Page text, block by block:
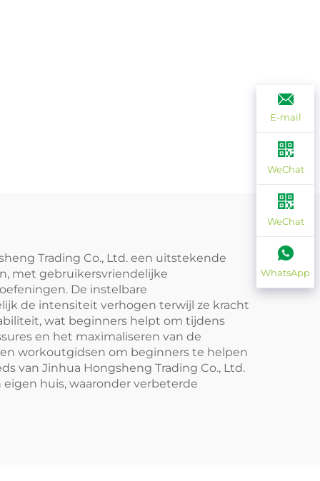
Trading Co., Ltd. een uitstekende
met gebruikersvriendelijke
De instelbare
de intensiteit verhogen terwijl ze kracht
wat beginners helpt om tijdens
en het maximaliseren van de
workoutgidsen om beginners te helpen
van Jinhua Hongsheng Trading Co., Ltd.
huis, waaronder verbeterde
E-mail
WeChat
WeChat
WhatsApp